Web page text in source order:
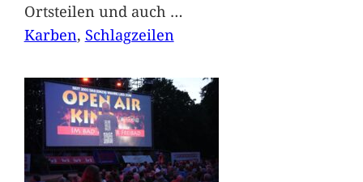
Ortsteilen und auch …
Karben, Schlagzeilen